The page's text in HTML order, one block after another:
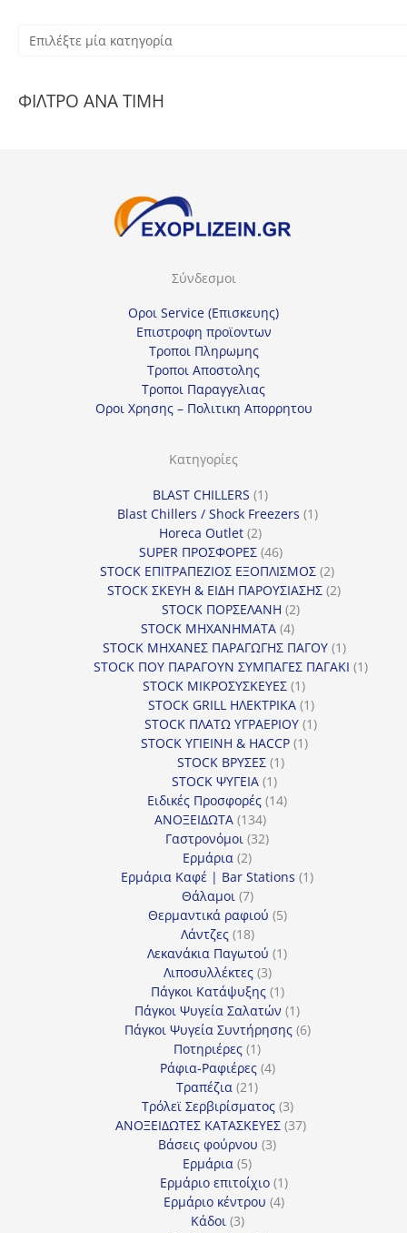
λ
ΦΙΛΤΡΟ ΑΝΑ ΤΙΜΗ
Σύνδεσμοι
Οροι Service (Επισκευης)
Επιστροφη προϊοντων
Τροποι Πληρωμης
Τροποι Αποστολης
Τροποι Παραγγελιας
Οροι Χρησης – Πολιτικη Απορρητου
Κατηγορίες
BLAST CHILLERS 11
προϊόν
Blast Chillers / Shock Freezers 11
Horeca Outlet 22
προϊόντα
SUPER ΠΡΟΣΦΟΡΕΣ 4646
προϊόντα
STOCK ΕΠΙΤΡΑΠΕΖΙΟΣ ΕΞΟΠΛΙΣΜΟΣ 22
προϊόντα
STOCK ΣΚΕΥΗ & ΕΙΔΗ ΠΑΡΟΥΣΙΑΣΗΣ 22
STOCK ΠΟΡΣΕΛΑΝΗ 22
STOCK ΜΗΧΑΝΗΜΑΤΑ 44
προϊόντα
STOCK ΜΗΧΑΝΕΣ ΠΑΡΑΓΩΓΗΣ ΠΑΓΟΥ 11
προϊόν
STOCK ΠΟΥ ΠΑΡΑΓΟΥΝ ΣΥΜΠΑΓΕΣ ΠΑΓΑΚΙ 11
STOCK ΜΙΚΡΟΣΥΣΚΕΥΕΣ 11
προϊόν
STOCK GRILL ΗΛΕΚΤΡΙΚΑ 11
προϊόν
STOCK ΠΛΑΤΩ ΥΓΡΑΕΡΙΟΥ 11
STOCK ΥΓΙΕΙΝΗ & HACCP 11
STOCK ΒΡΥΣΕΣ 11
STOCK ΨΥΓΕΙΑ 11
προϊόν
Ειδικές Προσφορές 1414
ΑΝΟΞΕΙΔΩΤΑ 134134
προϊόντα
Γαστρονόμοι 3232
Ερμάρια 22
προϊόντα
Ερμάρια Καφέ | Bar Stations 11
Θάλαμοι 77
προϊόντα
Θερμαντικά ραφιού 55
Λάντζες 1818
προϊόντα
Λεκανάκια Παγωτού 11
Λιποσυλλέκτες 33
προϊόντα
Πάγκοι Κατάψυξης 11
προϊόν
Πάγκοι Ψυγεία Σαλατών 11
προϊόν
Πάγκοι Ψυγεία Συντήρησης 66
Ποτηριέρες 11
προϊόν
Ράφια-Ραφιέρες 44
Τραπέζια 2121
προϊόντα
Τρόλεϊ Σερβιρίσματος 33
προϊόντα
ΑΝΟΞΕΙΔΩΤΕΣ ΚΑΤΑΣΚΕΥΕΣ 3737
Βάσεις φούρνου 33
Ερμάρια 55
προϊόντα
Ερμάριο επιτοίχιο 11
προϊόν
Ερμάριο κέντρου 44
Κάδοι 33